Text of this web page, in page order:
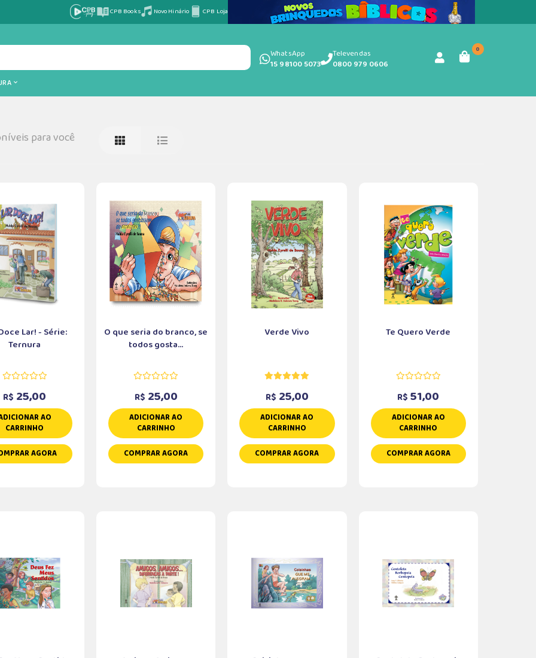
CPB Books Novo Hinário CPB Loja
WhatsApp
15 98100 5073
Televendas
0800 979 0606
0
para você
Lar! - Série:
Ternura
R$ 25,00
AO
CARRINHO
AGORA
O que seria do branco, se
todos gosta...
R$ 25,00
ADICIONAR AO
CARRINHO
COMPRAR AGORA
Verde Vivo
R$ 25,00
ADICIONAR AO
CARRINHO
COMPRAR AGORA
Te Quero Verde
R$ 51,00
ADICIONAR AO
CARRINHO
COMPRAR AGORA